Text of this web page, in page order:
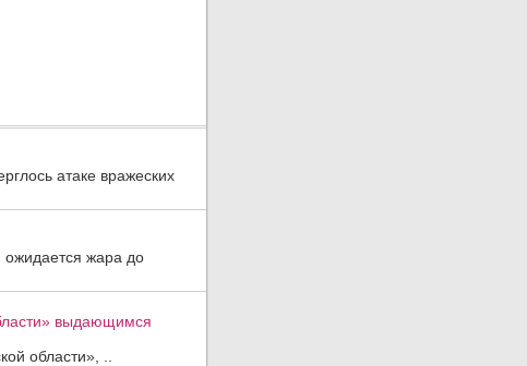
атаке вражеских
жара до
выдающимся
области», ..